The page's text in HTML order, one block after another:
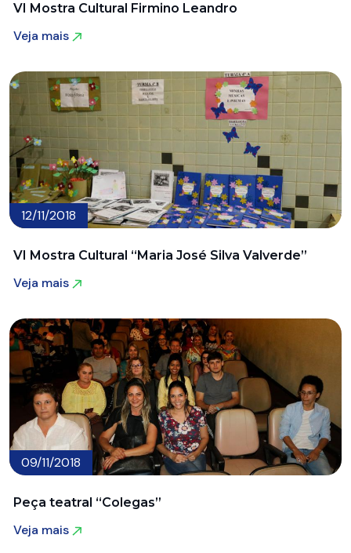
VI Mostra Cultural Firmino Leandro
Veja mais
12/11/2018
VI Mostra Cultural “Maria José Silva Valverde”
Veja mais
09/11/2018
Peça teatral “Colegas”
Veja mais